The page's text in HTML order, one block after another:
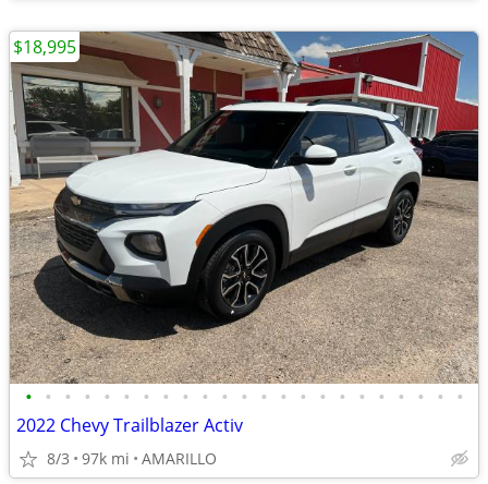
• • • • • • • • • • • • • • • • • • • • • • •
2022 Chevy Trailblazer Activ
8/3 97k mi AMARILLO
$18,995